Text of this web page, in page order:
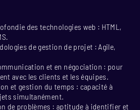
des technologies web : HTML,
de gestion de projet : Agile,
et en négociation : pour
avec les clients et les équipes.
et gestion du temps : capacité à
simultanément.
de problèmes : aptitude à identifier et